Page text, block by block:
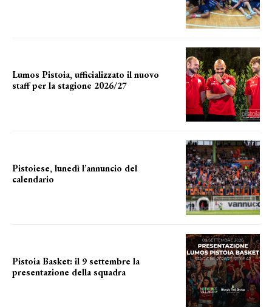
Lumos Pistoia, ufficializzato il nuovo
staff per la stagione 2026/27
Pistoiese, lunedì l’annuncio del
calendario
Pistoia Basket: il 9 settembre la
presentazione della squadra